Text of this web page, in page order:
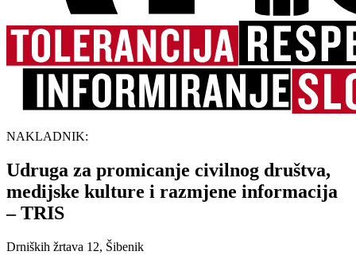
NAKLADNIK:
Udruga za promicanje civilnog društva,
medijske kulture i razmjene informacija
– TRIS
Drniških žrtava 12, Šibenik